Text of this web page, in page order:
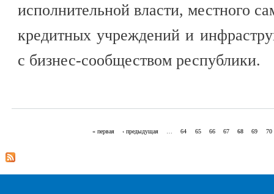
исполнительной власти, местного
кредитных учреждений и
с бизнес-сообществом республики.
« первая ‹ предыдущая 64 65 66 67 68 69 70